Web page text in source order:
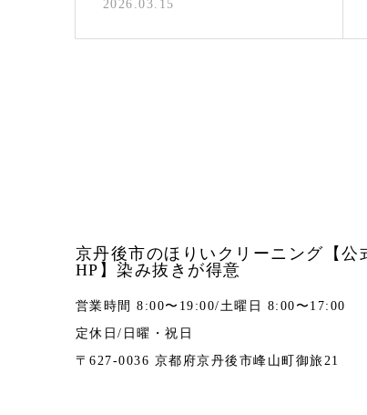
2026.03.15
京丹後市のほりいクリーニング【公
HP】染み抜きが得意
営業時間 8:00〜19:00/土曜日 8:00〜17:00
定休日/日曜・祝日
〒627-0036 京都府京丹後市峰山町御旅21